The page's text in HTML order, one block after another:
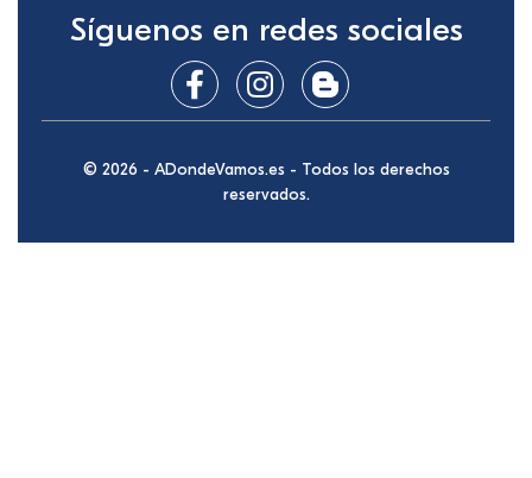
Síguenos en redes sociales
© 2026 - ADondeVamos.es - Todos los derechos
reservados.